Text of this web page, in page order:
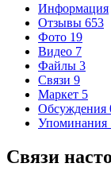
Информация
Отзывы 653
Фото 19
Видео 7
Файлы 3
Связи 9
Маркет 5
Обсуждения
Упоминания
Связи